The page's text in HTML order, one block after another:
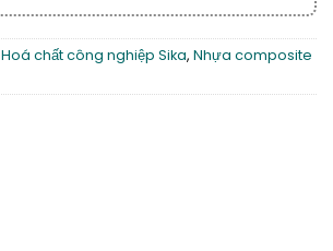
Hoá chất công nghiệp Sika, Nhựa composite